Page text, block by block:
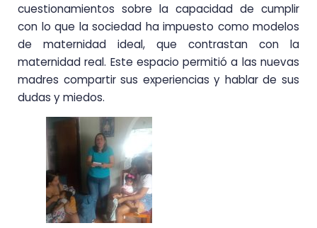
cuestionamientos sobre la capacidad de cumplir
con lo que la sociedad ha impuesto como modelos
de maternidad ideal, que contrastan con la
maternidad real. Este espacio permitió a las nuevas
madres compartir sus experiencias y hablar de sus
dudas y miedos.